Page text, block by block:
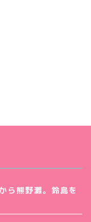
ら熊野灘。鈴島を